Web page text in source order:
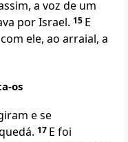
a voz de um
por Israel. 15 E
ele, ao arraial, a
os
e se
17 E foi